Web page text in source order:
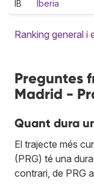
IB Iberia
Ranking general i
Preguntes
Madrid -
Quant dura
El trajecte més
(PRG) té una
contrari, de PRG